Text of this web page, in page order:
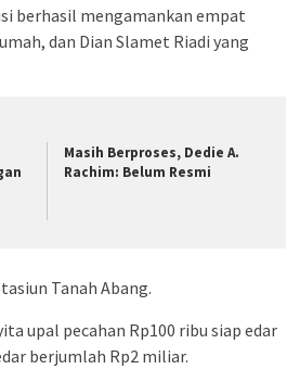
berhasil mengamankan empat
dan Dian Slamet Riadi yang
Masih Berproses, Dedie A.
Rachim: Belum Resmi
Tanah Abang.
upal pecahan Rp100 ribu siap edar
berjumlah Rp2 miliar.